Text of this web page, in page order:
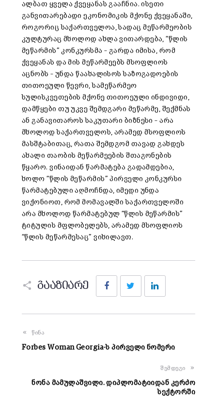
ალბათ ყველა ქვეყანას გააჩნია. ისეთი
განვითარებადი ეკონომიკის მქონე ქვეყანაში,
როგორიც საქართველოა, სადაც მეწარმეობის
კულტურაც მხოლოდ ახლა ვითარდება, “წლის
მეწარმის” კონკურსმა – გარდა იმისა, რომ
ქვეყანას და მის მეწარმეებს მსოფლიოს
აცნობს – უნდა წაახალისოს საზოგადოების
თითოეული წევრი, სამეწარმეო
სულისკვეთების მქონე თითოეული ინდივიდი,
დამწყები თუ უკვე შემდგარი მეწარმე, შექმნას
ან განავითაროს საკუთარი ბიზნესი – არა
მხოლოდ საქართველოს, არამედ მსოფლიოს
მასშტაბითაც, რათა შემდგომ თავად გახდეს
ახალი თაობის მეწარმეების შთაგონების
წყარო. ვინაიდან წარმატება გადამდებია,
ხოლო “წლის მეწარმის” პირველი კონკურსი
წარმატებული აღმოჩნდა, იმედი უნდა
ვიქონიოთ, რომ მომავალში საქართველოში
არა მხოლოდ წარმატებულ “წლის მეწარმის”
ტიტულის მფლობელებს, არამედ მსოფლიოს
“წლის მეწარმესაც” ვიხილავთ.
გააზიარე
FacebookTwitter
წინა
Forbes Woman Georgia-ს პირველი ნომერი
შემდეგი
ნონა მამულაშვილი. დიპლომატიიდან კერძო
სექტორში